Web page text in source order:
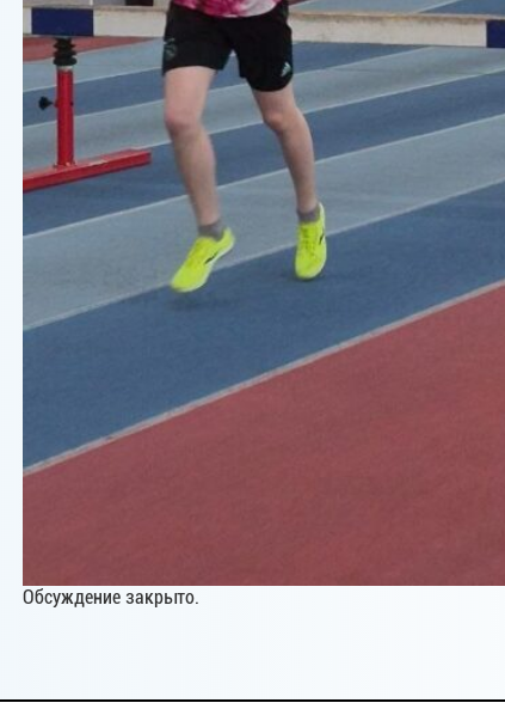
Обсуждение закрыто.